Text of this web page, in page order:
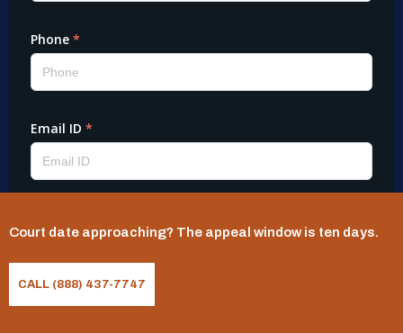
Court date approaching? The appeal window is ten days.
CALL (888) 437-7747